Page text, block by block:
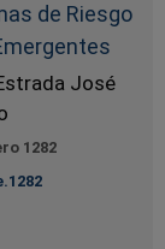
de Riesgo
José
1282